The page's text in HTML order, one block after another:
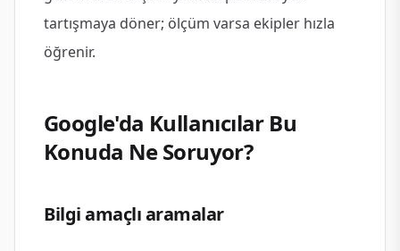
tartışmaya döner; ölçüm varsa ekipler hızla
öğrenir.
Google'da Kullanıcılar Bu
Konuda Ne Soruyor?
Bilgi amaçlı aramalar